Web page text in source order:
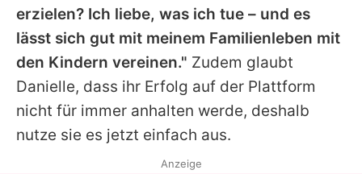
erzielen? Ich liebe, was ich tue – und es
lässt sich gut mit meinem Familienleben mit
den Kindern vereinen." Zudem glaubt
Danielle, dass ihr Erfolg auf der Plattform
nicht für immer anhalten werde, deshalb
nutze sie es jetzt einfach aus.
Anzeige